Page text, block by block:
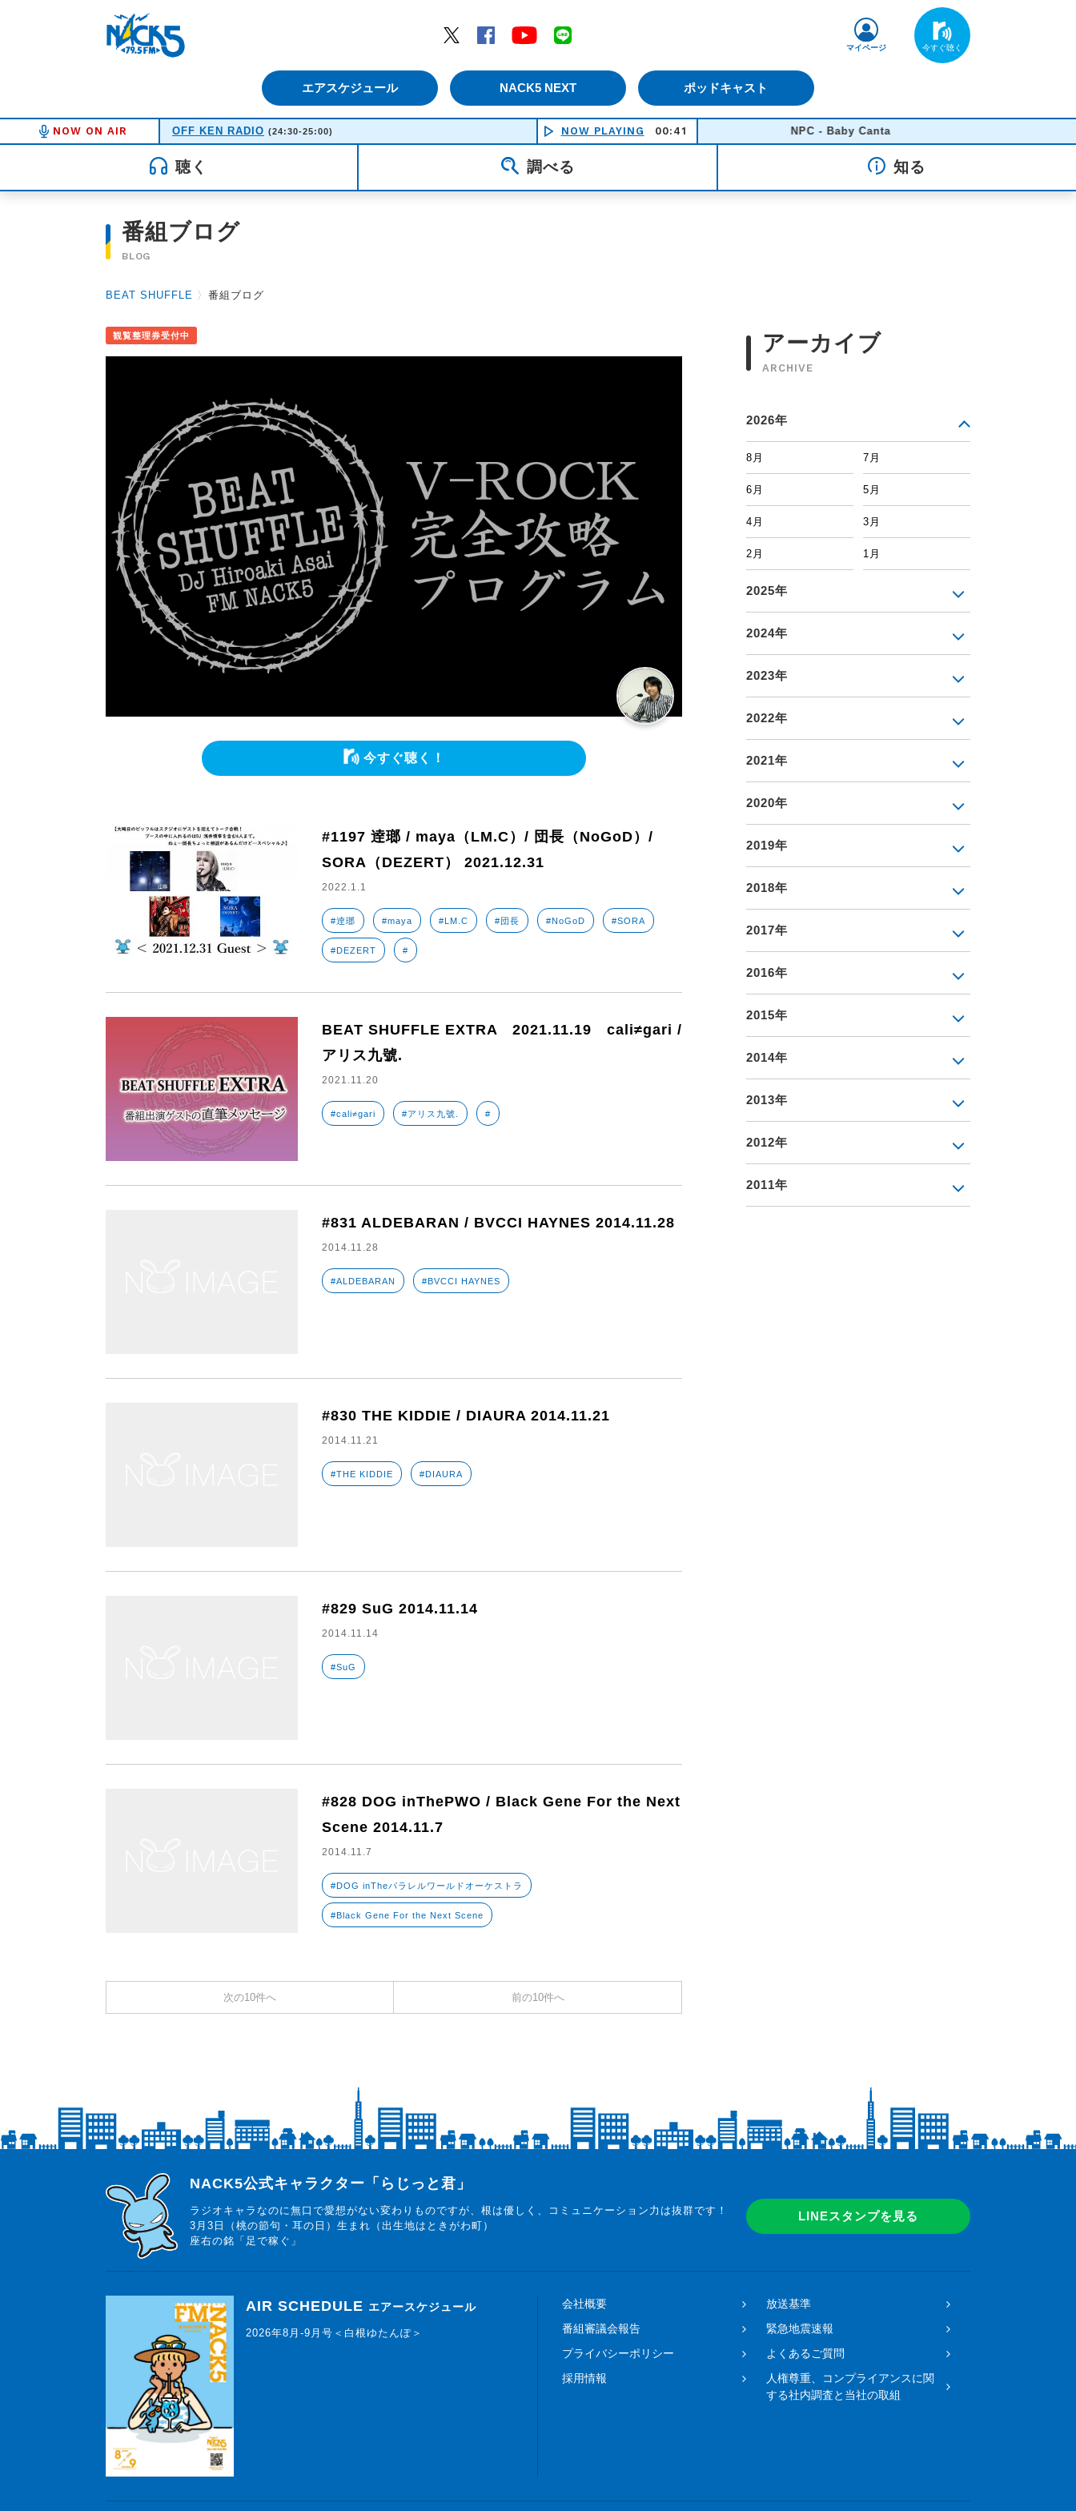
Twitter
Facebook YouTube
エアスケジュール NACK5 NEXT ポッドキャスト
マイページ
NOW ON AIR OFF KEN RADIO (24:30-25:00) NOW PLAYING 00:41 NPC - Baby Canta
聴く 調べる 知る
番組ブログ
BLOG
BEAT SHUFFLE 〉 番組ブログ
観覧整理券受付中
今すぐ聴く！
#1197 逹瑯 / maya（LM.C）/ 団長（NoGoD）/
SORA（DEZERT） 2021.12.31
2022.1.1
#逹瑯 #maya #LM.C #団長 #NoGoD #SORA
#DEZERT #
BEAT SHUFFLE EXTRA 2021.11.19 cali≠gari /
アリス九號.
2021.11.20
#cali≠gari #アリス九號. #
#831 ALDEBARAN / BVCCI HAYNES 2014.11.28
2014.11.28
#ALDEBARAN #BVCCI HAYNES
#830 THE KIDDIE / DIAURA 2014.11.21
2014.11.21
#THE KIDDIE #DIAURA
#829 SuG 2014.11.14
2014.11.14
#SuG
#828 DOG inThePWO / Black Gene For the Next
Scene 2014.11.7
2014.11.7
#DOG inTheパラレルワールドオーケストラ
#Black Gene For the Next Scene
次の10件へ 前の10件へ
アーカイブ
ARCHIVE
2026年
8月 7月
6月 5月
4月 3月
2月 1月
2025年
2024年
2023年
2022年
2021年
2020年
2019年
2018年
2017年
2016年
2015年
2014年
2013年
2012年
2011年
らじっと君
NACK5公式キャラクター「らじっと君」
ラジオキャラなのに無口で愛想がない変わりものですが、根は優しく、コミュニケーション力は抜群です！
3月3日（桃の節句・耳の日）生まれ（出生地はときがわ町）
座右の銘「足で稼ぐ」
LINEスタンプを見る
AIR SCHEDULE エアースケジュール
2026年8月-9月号＜白根ゆたんぽ＞
会社概要
放送基準
番組審議会報告
緊急地震速報
プライバシーポリシー
よくあるご質問
採用情報
人権尊重、コンプライアンスに関
する社内調査と当社の取組